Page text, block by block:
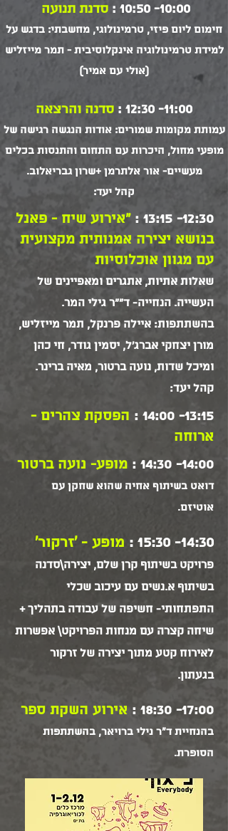
10:00- 10:50 :
סדנת תנועה
חימום ליום פיזי, טרמינולוגי, מחשבתי: בדגש על
למידת טרמינולוגיה אינקלוסיבית - תמר מייזליש
(אולי עם אמיר)
11:00- 12:30 : סדנה והרצאה
עמותת מקומות שמורים: אודות הנגשה רגישה של
מופעי מחול, היכרות עם התחום והתנסות בכלים
מעשיים- אור אלתרמן +שרון גבריאלוב.
קהל יעד:
12:30- 13:15 :
"אירוע שיח - פאנל
בנושא יצירה אמנותית מקצועית
עם מגוון אוכלוסיות
שאלות אתיות, אתגרים ומאפיינים של
העשייה. הנחייה- ד""ר גילי המר.
בהשתתפות: איילה פרנקל, תמר מייזליש,
מורן יצחקי אברג'ל, יסמין גודר, חי כהן
ומיכל שדות, נועה ברטור, מאיה ברינר.
קהל יעד:
13:15- 14:00 :
הפסקת צהרים -
ארוחה
14:00- 14:30 :
מופע- נועה ברטור
דואט בשיתוף אחיה שהוא שחקן עם
אוטיזם.
14:30- 15:30 : מופע - 'זרקור'
פרויקט בשיתוף קרן שלם, יצירה\סדנה
בשיתוף א.נשים עם עיכוב שכלי
התפתחותי- חשיפה של עבודה בתהליך +
שיחה קצרה עם מנחות הפרויקט\ אפשרות
לאירוח קטע מתוך יצירה של זרקור
בגעתון.
17:00- 18:30 : אירוע השקת ספר
בהנחיית ד"ר נילי ברויאר, בהשתתפות
הסופרת.